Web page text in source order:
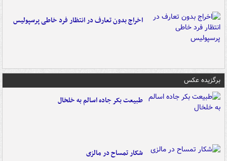
اخراج بدون تعارف در انتظار فرد خاطی پرسپولیس
برگزیده عکس
طبیعت بکر جاده اسالم به خلخال
شکار تمساح در مالزی